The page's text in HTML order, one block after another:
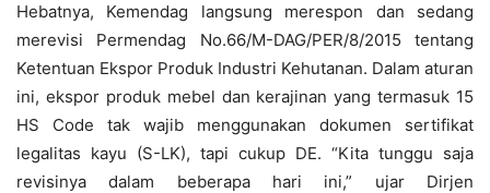
Hebatnya, Kemendag langsung merespon dan sedang
merevisi Permendag No.66/M-DAG/PER/8/2015 tentang
Ketentuan Ekspor Produk Industri Kehutanan. Dalam aturan
ini, ekspor produk mebel dan kerajinan yang termasuk 15
HS Code tak wajib menggunakan dokumen sertifikat
legalitas kayu (S-LK), tapi cukup DE. “Kita tunggu saja
revisinya dalam beberapa hari ini,” ujar Dirjen